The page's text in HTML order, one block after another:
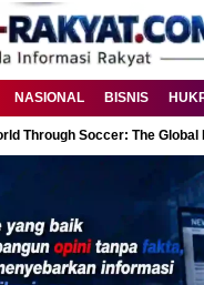
NASIONAL BISNIS
Through Soccer: The Global